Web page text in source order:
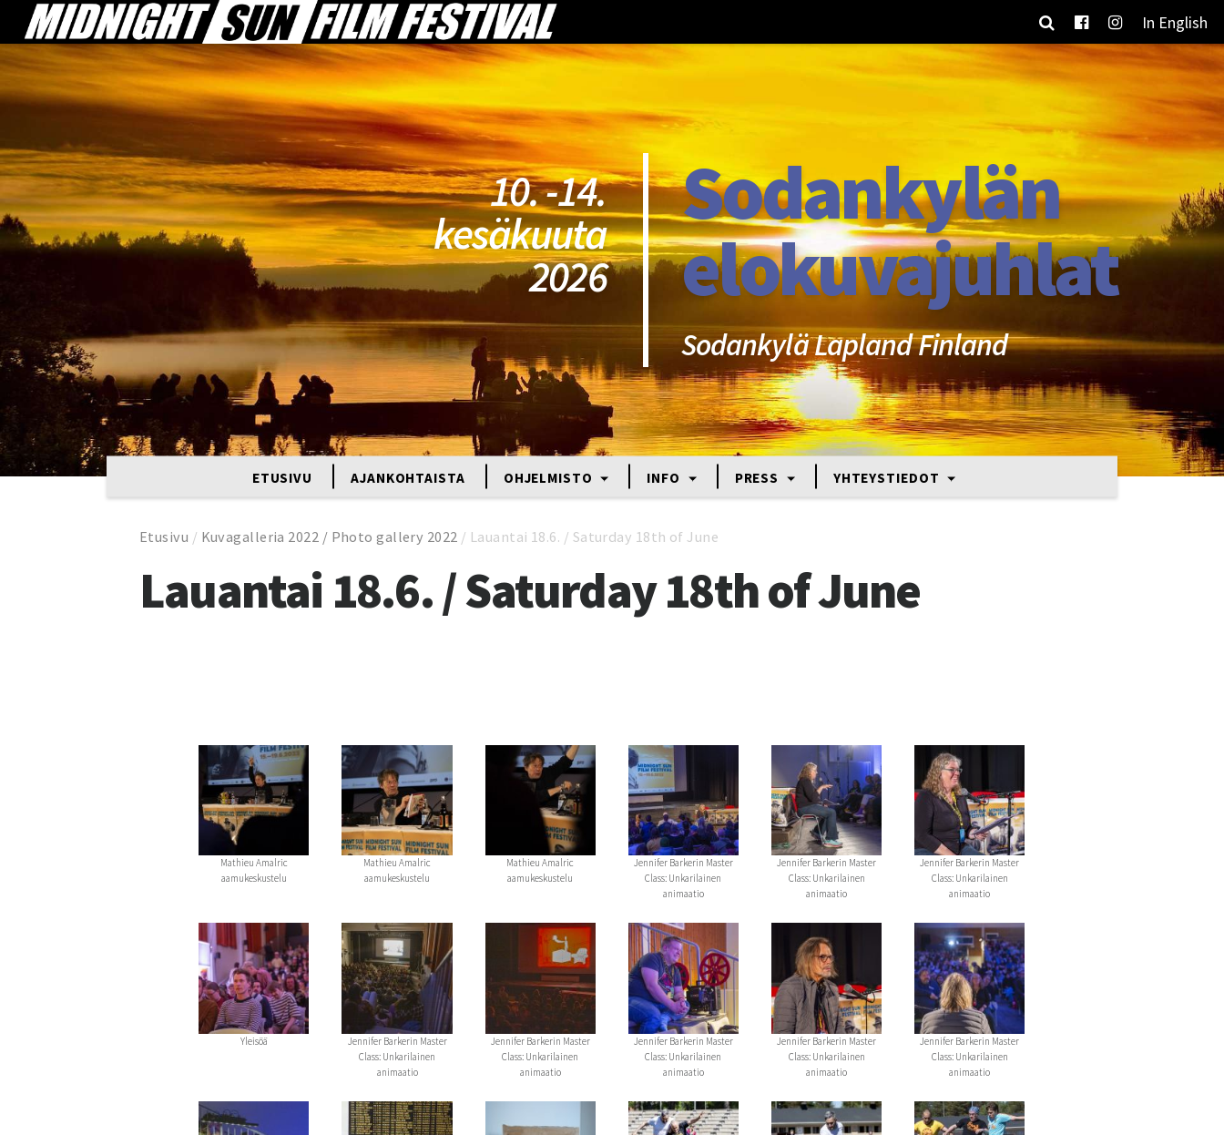
In English
10. -14.
kesäkuuta
2026
Sodankylän
elokuvajuhlat
Sodankylä Lapland Finland
ETUSIVU AJANKOHTAISTA OHJELMISTO INFO PRESS YHTEYSTIEDOT
Etusivu / Kuvagalleria 2022 / Photo gallery 2022 / Lauantai 18.6. / Saturday 18th of June
Lauantai 18.6. / Saturday 18th of June
Mathieu Amalric
aamukeskustelu
Mathieu Amalric
aamukeskustelu
Mathieu Amalric
aamukeskustelu
Jennifer Barkerin Master
Class: Unkarilainen
animaatio
Jennifer Barkerin Master
Class: Unkarilainen
animaatio
Jennifer Barkerin Master
Class: Unkarilainen
animaatio
Yleisöä
Jennifer Barkerin Master
Class: Unkarilainen
animaatio
Jennifer Barkerin Master
Class: Unkarilainen
animaatio
Jennifer Barkerin Master
Class: Unkarilainen
animaatio
Jennifer Barkerin Master
Class: Unkarilainen
animaatio
Jennifer Barkerin Master
Class: Unkarilainen
animaatio